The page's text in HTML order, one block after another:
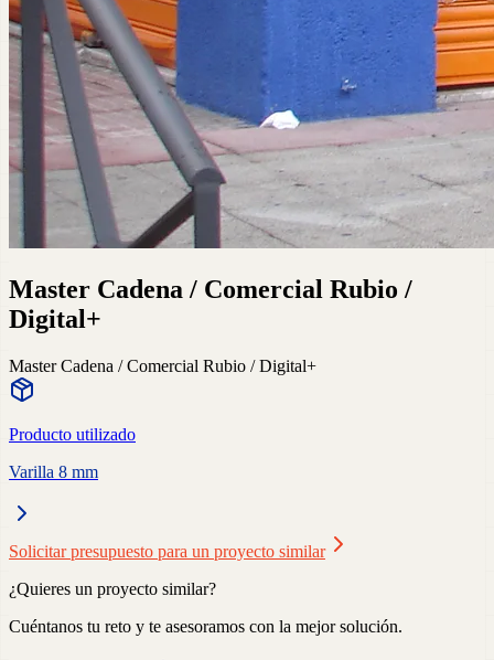
Master Cadena / Comercial Rubio /
Digital+
Master Cadena / Comercial Rubio / Digital+
Producto utilizado
Varilla 8 mm
Solicitar presupuesto para un proyecto similar
¿Quieres un proyecto similar?
Cuéntanos tu reto y te asesoramos con la mejor solución.